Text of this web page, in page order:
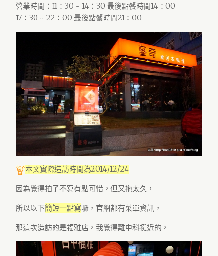
營業時間：11：30 ~ 14：30 最後點餐時間14：00
17：30 ~ 22：00 最後點餐時間21：00
本文實際造訪時間為2014/12/24
因為覺得拍了不寫有點可惜，但又拖太久，
所以以下簡短一點寫囉，官網都有菜單資訊，
那這次造訪的是福雅店，我覺得離中科挺近的，